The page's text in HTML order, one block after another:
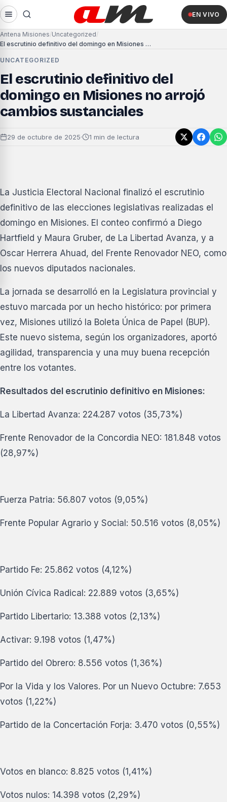
EN VIVO
Antena Misiones Uncategorized
El escrutinio definitivo del domingo en Misiones no arrojó cambios sustanciales
UNCATEGORIZED
El escrutinio definitivo del
domingo en Misiones no arrojó
cambios sustanciales
29 de octubre de 2025· 1 min de lectura
La Justicia Electoral Nacional finalizó el escrutinio
definitivo de las elecciones legislativas realizadas el
domingo en Misiones. El conteo confirmó a Diego
Hartfield y Maura Gruber, de La Libertad Avanza, y a
Oscar Herrera Ahuad, del Frente Renovador NEO, como
los nuevos diputados nacionales.
La jornada se desarrolló en la Legislatura provincial y
estuvo marcada por un hecho histórico: por primera
vez, Misiones utilizó la Boleta Única de Papel (BUP).
Este nuevo sistema, según los organizadores, aportó
agilidad, transparencia y una muy buena recepción
entre los votantes.
Resultados del escrutinio definitivo en Misiones:
La Libertad Avanza: 224.287 votos (35,73%)
Frente Renovador de la Concordia NEO: 181.848 votos
(28,97%)
Fuerza Patria: 56.807 votos (9,05%)
Frente Popular Agrario y Social: 50.516 votos (8,05%)
Partido Fe: 25.862 votos (4,12%)
Unión Cívica Radical: 22.889 votos (3,65%)
Partido Libertario: 13.388 votos (2,13%)
Activar: 9.198 votos (1,47%)
Partido del Obrero: 8.556 votos (1,36%)
Por la Vida y los Valores. Por un Nuevo Octubre: 7.653
votos (1,22%)
Partido de la Concertación Forja: 3.470 votos (0,55%)
Votos en blanco: 8.825 votos (1,41%)
Votos nulos: 14.398 votos (2,29%)